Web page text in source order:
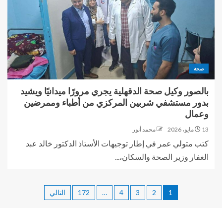
صحة
بالصور وكيل صحة الدقهلية يجري مرورًا ميدانيًا ويشيد
بدور مستشفي شربين المركزي من أطباء وممرضين
وعمال
13 مايو، 2026 محمد أنور
كتب متولي عمر في إطار توجيهات الأستاذ الدكتور خالد عبد
الغفار وزير الصحة والسكان،...
1
2
3
4
…
172 التالي